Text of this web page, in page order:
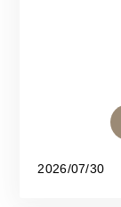
2026/07/30